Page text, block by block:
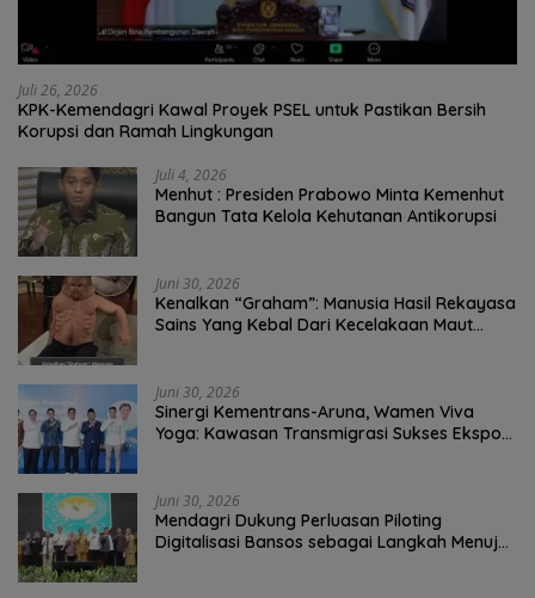
Juli 26, 2026
KPK-Kemendagri Kawal Proyek PSEL untuk Pastikan Bersih
Korupsi dan Ramah Lingkungan
Juli 4, 2026
Menhut : Presiden Prabowo Minta Kemenhut
Bangun Tata Kelola Kehutanan Antikorupsi
Juni 30, 2026
Kenalkan “Graham”: Manusia Hasil Rekayasa
Sains Yang Kebal Dari Kecelakaan Maut
Juni 30, 2026
Sinergi Kementrans-Aruna, Wamen Viva
Yoga: Kawasan Transmigrasi Sukses Ekspor
Juni 30, 2026
Mendagri Dukung Perluasan Piloting
Digitalisasi Bansos sebagai Langkah Menuju